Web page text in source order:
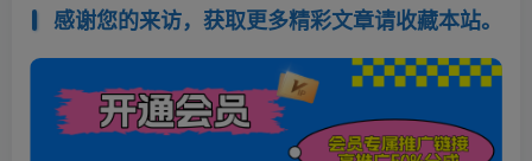
感谢您的来访，获取更多精彩文章请收藏本站。